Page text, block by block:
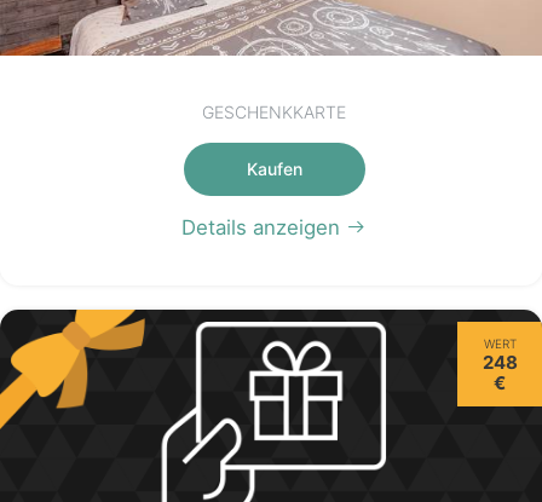
GESCHENKKARTE
Kaufen
Details anzeigen
WERT
248
€